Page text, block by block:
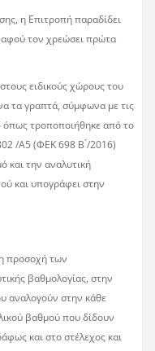
η Επιτροπή παραδίδει
τον χρεώσει πρώτα
ειδικούς χώρους του
τα γραπτά, σύμφωνα με τις
όπως τροποποιήθηκε από το
/Α5 (ΦΕΚ 698 Β ́/2016)
και την αναλυτική
και υπογράφει στην
η προσοχή των
βαθμολογίας, στην
αναλογούν στην κάθε
βαθμού που δίδουν
και στο στέλεχος και